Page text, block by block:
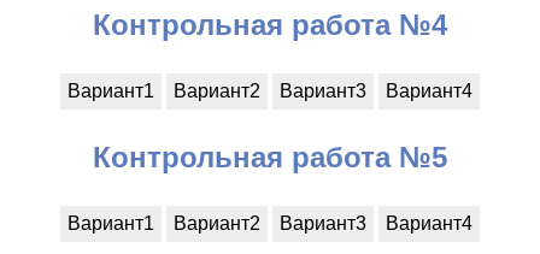
Контрольная работа №4
Вариант1 Вариант2 Вариант3 Вариант4
Контрольная работа №5
Вариант1 Вариант2 Вариант3 Вариант4